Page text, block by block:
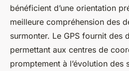
bénéficient d’une orientation
meilleure compréhension des
surmonter. Le GPS fournit des
permettant aux centres de
promptement à l’évolution des